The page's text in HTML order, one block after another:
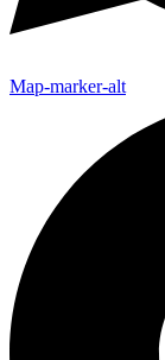
Map-marker-alt